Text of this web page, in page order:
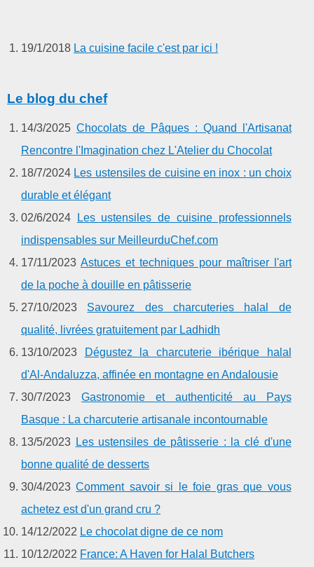
19/1/2018 La cuisine facile c'est par ici !
Le blog du chef
14/3/2025 Chocolats de Pâques : Quand l'Artisanat
Rencontre l'Imagination chez L'Atelier du Chocolat
18/7/2024 Les ustensiles de cuisine en inox : un choix
durable et élégant
02/6/2024
Les ustensiles de cuisine professionnels
indispensables sur MeilleurduChef.com
17/11/2023 Astuces et techniques pour maîtriser l'art
de la poche à douille en pâtisserie
27/10/2023 Savourez des charcuteries halal de
qualité, livrées gratuitement par Ladhidh
13/10/2023
Dégustez la charcuterie ibérique halal
d'Al-Andaluzza, affinée en montagne en Andalousie
30/7/2023 Gastronomie et authenticité au Pays
Basque : La charcuterie artisanale incontournable
13/5/2023 Les ustensiles de pâtisserie : la clé d'une
bonne qualité de desserts
30/4/2023Comment savoir si le foie gras que vous
achetez est d'un grand cru ?
14/12/2022 Le chocolat digne de ce nom
10/12/2022 France: A Haven for Halal Butchers